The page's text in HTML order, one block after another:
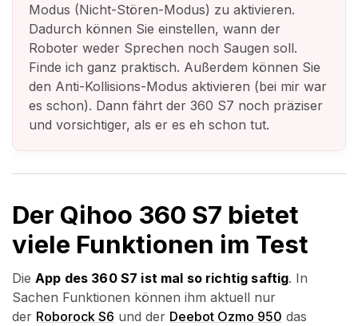
Modus (Nicht-Stören-Modus) zu aktivieren.
Dadurch können Sie einstellen, wann der
Roboter weder Sprechen noch Saugen soll.
Finde ich ganz praktisch. Außerdem können Sie
den Anti-Kollisions-Modus aktivieren (bei mir war
es schon). Dann fährt der 360 S7 noch präziser
und vorsichtiger, als er es eh schon tut.
Der Qihoo 360 S7 bietet
viele Funktionen im Test
Die App des 360 S7 ist mal so richtig saftig. In
Sachen Funktionen können ihm aktuell nur
der Roborock S6 und der Deebot Ozmo 950 das